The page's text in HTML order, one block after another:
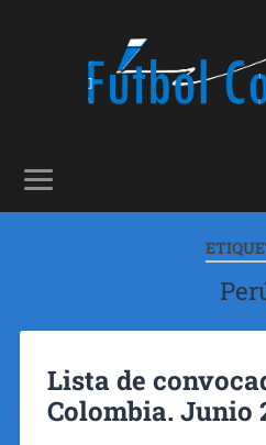
Lista de
Colombia. Junio